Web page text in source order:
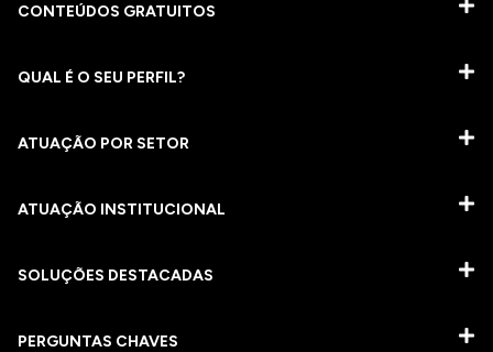
CONTEÚDOS GRATUITOS
QUAL É O SEU PERFIL?
ATUAÇÃO POR SETOR
ATUAÇÃO INSTITUCIONAL
SOLUÇÕES DESTACADAS
PERGUNTAS CHAVES​